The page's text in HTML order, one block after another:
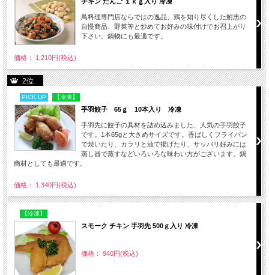
鳥料理専門店ならではの逸品、鶏を知り尽くした鮒忠の
自慢商品、野菜等と炒めてお好みの味付けでお召上がり
下さい。鍋物にも最適です。
価格： 1,210円(税込)
2位
PICK UP 【冷凍】
手羽餃子 65ｇ 10本入り 冷凍
手羽先に餃子の具材を詰め込みました、人気の手羽餃子
です。1本65gと大きめサイズです。香ばしくフライパン
で焼いたり、カラリと油で揚げたり、サッパリ好みには
蒸し器で蒸すなどいろいろな味わい方がございます。鍋
商材としても最適です。
価格： 1,340円(税込)
【冷凍】
スモーク チキン 手羽先 500ｇ入り 冷凍
価格： 940円(税込)